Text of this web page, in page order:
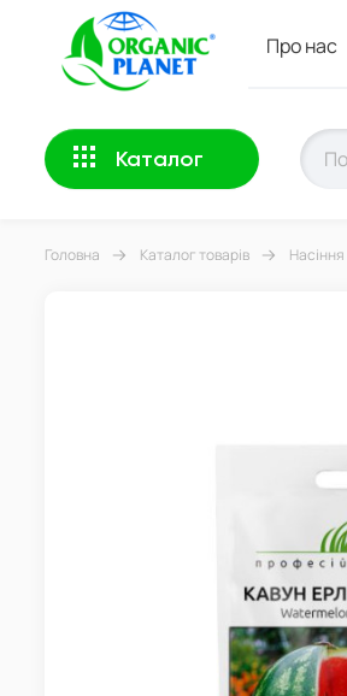
Про нас
Каталог
Головна Каталог товарів Насіння